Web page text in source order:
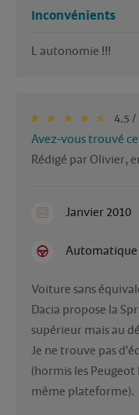
Inconvénients
L autonomie !!!
4.5 /
Avez-vous trouvé
Rédigé par Olivier,
Janvier 2010
Automatique
Voiture sans
Dacia propose la
supérieur mais au
Je ne trouve pas
(hormis les
même plateforme).